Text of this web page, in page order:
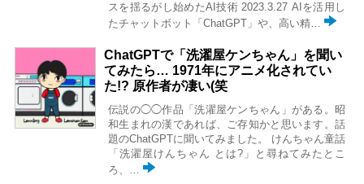
スを揺るがし始めたAI技術 2023.3.27 AIを活用し
たチャットボット「ChatGPT」や、高い精…
ChatGPTで「洗濯屋ケンちゃん」を聞い
てみたら… 1971年にアニメ化されてい
た!? 原作者が凄い(笑
伝説の◯◯作品「洗濯屋ケンちゃん」がある。昭
和生まれの漢であれば、ご存知かと思います。話
題のChatGPTに聞いてみました。 けんちゃん童話
「洗濯屋けんちゃん とは?」と尋ねてみたとこ
ろ、…